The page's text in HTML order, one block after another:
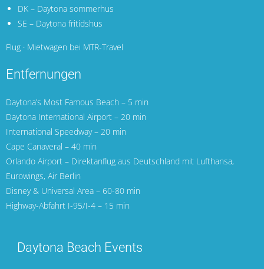
DK – Daytona sommerhus
SE – Daytona fritidshus
Flug · Mietwagen bei MTR-Travel
Entfernungen
Daytona’s Most Famous Beach – 5 min
Daytona International Airport – 20 min
International Speedway – 20 min
Cape Canaveral – 40 min
Orlando Airport – Direktanflug aus Deutschland mit Lufthansa,
Eurowings, Air Berlin
Disney & Universal Area – 60-80 min
Highway-Abfahrt I-95/I-4 – 15 min
Daytona Beach Events